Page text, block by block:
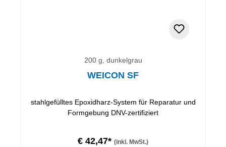
200 g, dunkelgrau
WEICON SF
stahlgefülltes Epoxidharz-System für Reparatur und
Formgebung DNV-zertifiziert
€ 42,47* (inkl. MwSt.)